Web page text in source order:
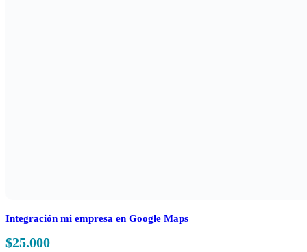
Integración mi empresa en Google Maps
$25.000